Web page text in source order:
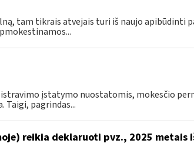
tam tikrais atvejais turi iš naujo apibūdinti
įstatymo nuostatomis, mokesčio
Taigi, pagrindas...
reikia deklaruoti pvz., 2025 metais